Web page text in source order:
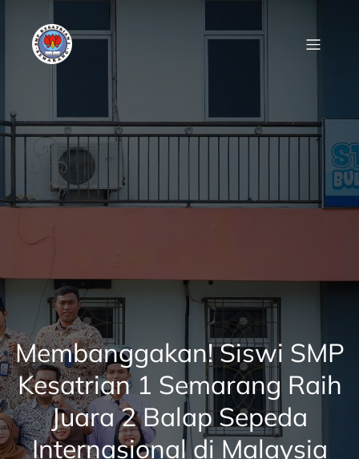
content
Membanggakan! Siswi SMP
Kesatrian 1 Semarang Raih
Juara 2 Balap Sepeda
Internasional di Malaysia